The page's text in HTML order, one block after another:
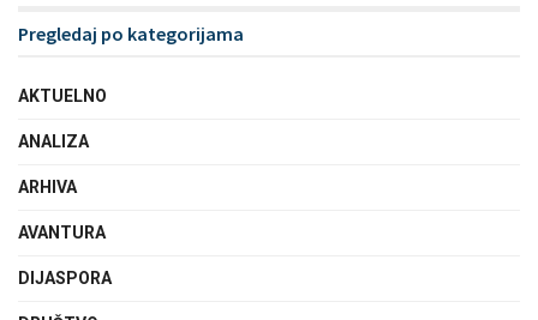
Pregledaj po kategorijama
AKTUELNO
ANALIZA
ARHIVA
AVANTURA
DIJASPORA